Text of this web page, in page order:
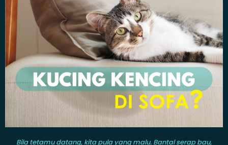
Bila tetamu datang, kita pula yang malu. Bantal serap bau,